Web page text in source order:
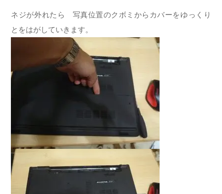
ネジが外れたら 写真位置のクボミからカバーをゆっくり
とをはがしていきます。